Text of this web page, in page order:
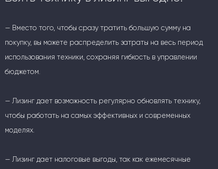
— Вместо того, чтобы сразу тратить большую сумму на
покупку, вы можете распределить затраты на весь период
использования техники, сохраняя гибкость в управлении
бюджетом.
— Лизинг дает возможность регулярно обновлять технику,
чтобы работать на самых эффективных и современных
моделях.
— Лизинг дает налоговые выгоды, так как ежемесячные